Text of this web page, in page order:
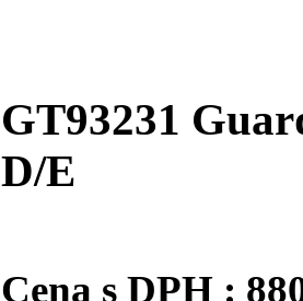
GT93231
D/E
Cena s DPH :